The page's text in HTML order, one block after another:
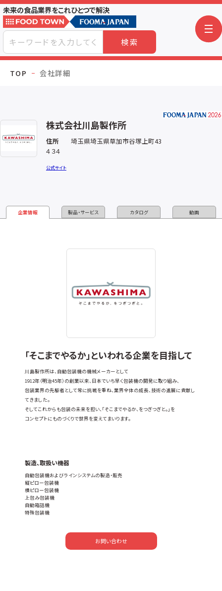
未来の食品業界をこれひとつで解決
検索
TOP 会社詳細
株式会社川島製作所
住所
埼玉県埼玉県草加市谷塚上町43
４３４
公式サイト
企業情報 製品・サービス カタログ 動画
「そこまでやるか」といわれる企業を目指して
川島製作所は、自動包装機の機械メーカーとして
1912年（明治45年）の創業以来、日本でいち早く包装機の開発に取り組み、
包装業界の先駆者として常に挑戦を重ね、業界全体の成長、技術の進展に貢献し
てきました。
そしてこれからも包装の未来を担い、「そこまでやるか、をつぎつぎと。」を
コンセプトにものづくりで世界を変えてまいります。
製造、取扱い機器
自動包装機およびラインシステムの製造・販売
縦ピロー包装機
横ピロー包装機
上包み包装機
自動箱詰機
特殊包装機
お問い合わせ